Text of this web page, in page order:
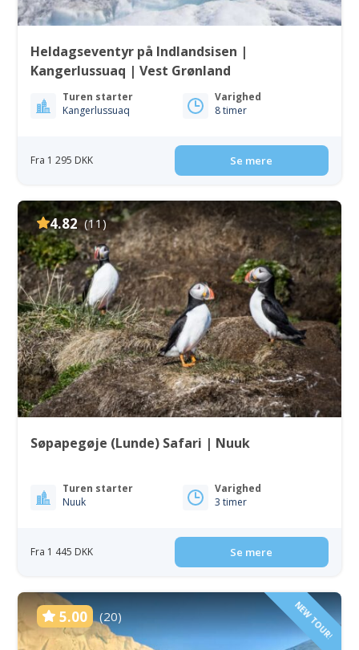
Heldagseventyr på Indlandsisen |
Kangerlussuaq | Vest Grønland
Turen starter
Kangerlussuaq
Varighed
8 timer
Fra 1 295 DKK Se mere
4.82 (11)
Søpapegøje (Lunde) Safari | Nuuk
Turen starter
Nuuk
Varighed
3 timer
Fra 1 445 DKK Se mere
5.00 (20) NEW TOUR!